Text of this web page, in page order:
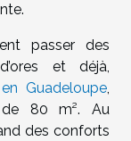
passer des
et déjà,
Guadeloupe,
80 m². Au
des conforts